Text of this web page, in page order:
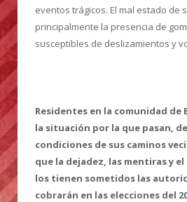
eventos trágicos. El mal estado de
principalmente la presencia de
susceptibles de deslizamientos y
Residentes en la comunidad de
la situación por la que pasan,
condiciones de sus caminos
que la dejadez, las mentiras y
los tienen sometidos las
cobrarán en las elecciones del